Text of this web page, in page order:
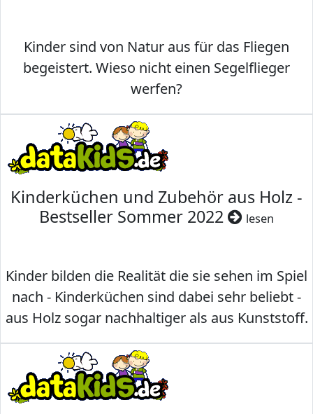
Kinder sind von Natur aus für das Fliegen
begeistert. Wieso nicht einen Segelflieger
werfen?
Kinderküchen und Zubehör aus Holz -
Bestseller Sommer 2022
lesen
Kinder bilden die Realität die sie sehen im Spiel
nach - Kinderküchen sind dabei sehr beliebt -
aus Holz sogar nachhaltiger als aus Kunststoff.